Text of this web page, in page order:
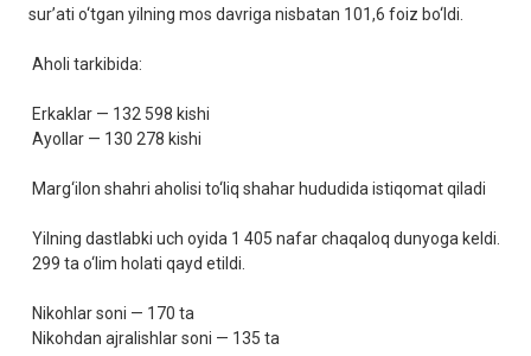
sur’ati o‘tgan yilning mos davriga nisbatan 101,6 foiz bo‘ldi.
Aholi tarkibida:
Erkaklar — 132 598 kishi
Ayollar — 130 278 kishi
Marg‘ilon shahri aholisi to‘liq shahar hududida istiqomat qiladi
Yilning dastlabki uch oyida 1 405 nafar chaqaloq dunyoga keldi.
299 ta o‘lim holati qayd etildi.
Nikohlar soni — 170 ta
Nikohdan ajralishlar soni — 135 ta